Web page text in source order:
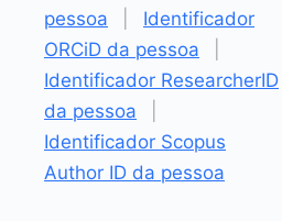
pessoa
Identificador
ORCiD da pessoa
Identificador ResearcherID
da pessoa
Identificador Scopus
Author ID da pessoa